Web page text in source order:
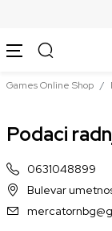
Games Online Shop
Podaci
0631048899
Bulevar